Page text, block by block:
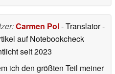
Carmen Pol- Translator-
auf Notebookcheck
seit 2023
ich den größten Teil meiner